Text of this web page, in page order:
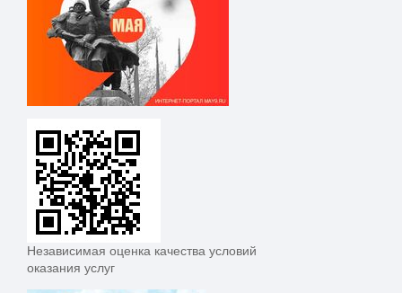
Независимая оценка качества условий
оказания услуг